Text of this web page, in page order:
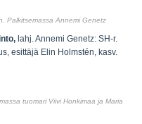
Palkitsemassa Annemi Genetz
lahj. Annemi Genetz: SH-r.
esittäjä Elin Holmstén, kasv.
tuomari Viivi Honkimaa ja Maria